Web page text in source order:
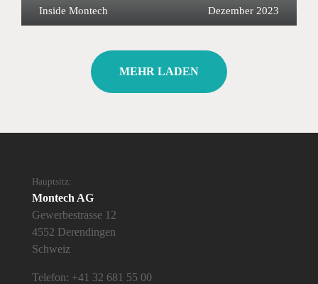
Dezember 2023
Inside Montech
MEHR LADEN
Hauptsitz:
Montech AG
Gewerbestrasse 12
4552 Derendingen
Schweiz
Telefon: +41 32 681 55 00